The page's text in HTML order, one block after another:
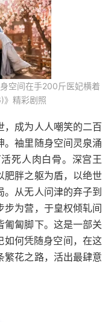
空间在手200斤医妃横着
》精彩剧照
，成为人人嘲笑的二百
。袖里随身空间灵泉涌
死人肉白骨。深宫王
肥胖之躯为盾，以绝世
。从无人问津的弃子到
步为营，于皇权倾轧间
匍匐脚下。这是一部关
何凭随身空间，在这
繁花之路，活出最肆意